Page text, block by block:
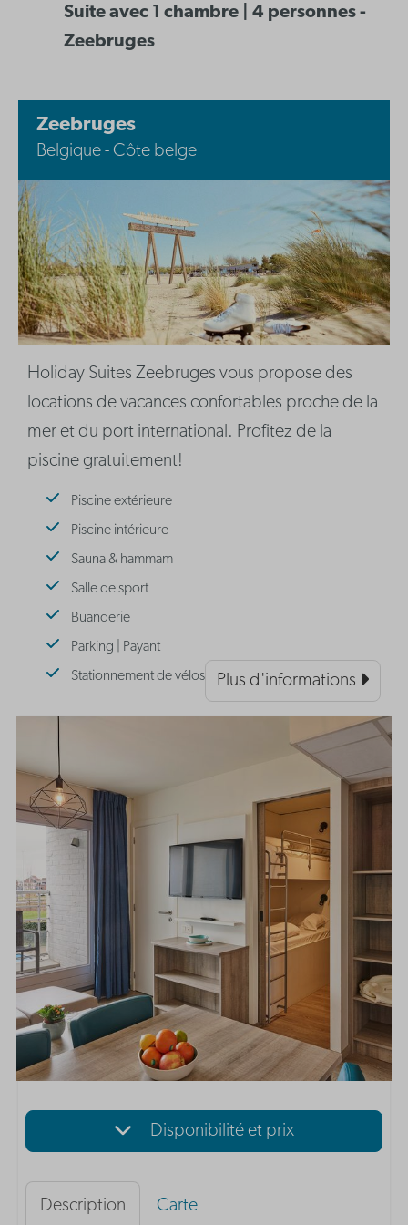
Suite avec 1 chambre | 4 personnes -
Zeebruges
Zeebruges
Belgique - Côte belge
Holiday Suites Zeebruges vous propose des
locations de vacances confortables proche de la
mer et du port international. Profitez de la
piscine gratuitement!
Piscine extérieure
Piscine intérieure
Sauna & hammam
Salle de sport
Buanderie
Parking | Payant
Stationnement de vélos
Plus d'informations
Disponibilité et prix
Description Carte